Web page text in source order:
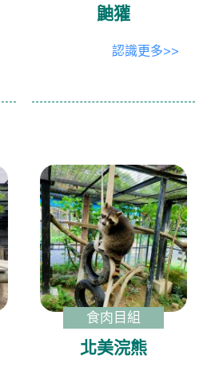
鼬獾
認識更多>>
食肉目組
北美浣熊